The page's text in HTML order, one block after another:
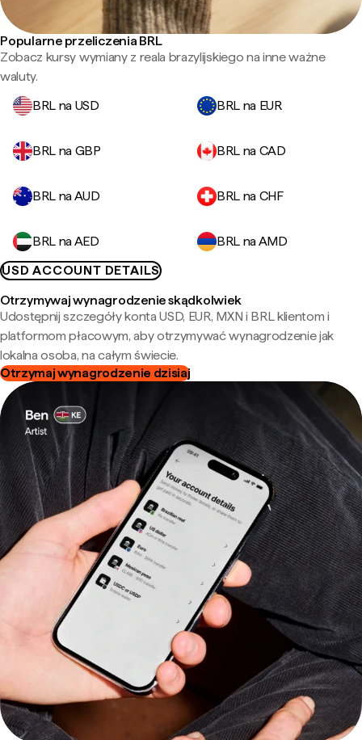
Popularne przeliczenia BRL
Zobacz kursy wymiany z reala brazylijskiego na inne ważne
waluty.
BRL na USD
BRL na EUR
BRL na GBP BRL na CAD
BRL na AUD BRL na CHF
BRL na AED
BRL na AMD
USD ACCOUNT DETAILS
Otrzymywaj wynagrodzenie skądkolwiek
Udostępnij szczegóły konta USD, EUR, MXN i BRL klientom i
platformom płacowym, aby otrzymywać wynagrodzenie jak
lokalna osoba, na całym świecie.
Otrzymaj wynagrodzenie dzisiaj